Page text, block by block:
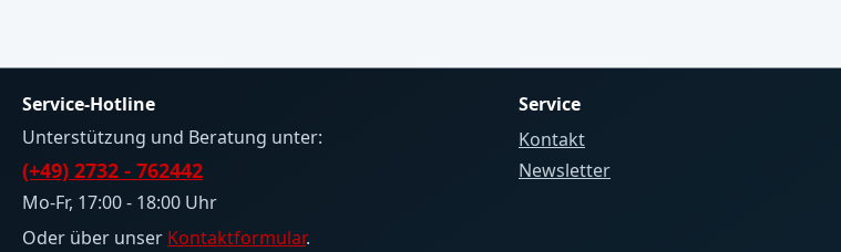
Service-Hotline
Unterstützung und Beratung unter:
(+49) 2732 - 762442
Mo-Fr, 17:00 - 18:00 Uhr
Oder über unser Kontaktformular.
Service
Kontakt
Newsletter